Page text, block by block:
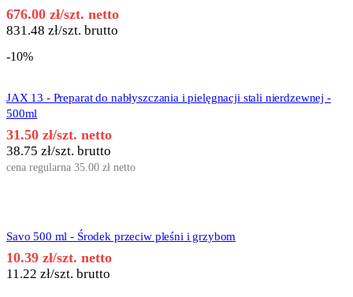
676.00 zł/szt. netto
831.48 zł/szt. brutto
-10%
JAX 13 - Preparat do nabłyszczania i pielęgnacji stali nierdzewnej -
500ml
31.50 zł/szt. netto
38.75 zł/szt. brutto
cena regularna 35.00 zł netto
Savo 500 ml - Środek przeciw pleśni i grzybom
10.39 zł/szt. netto
11.22 zł/szt. brutto